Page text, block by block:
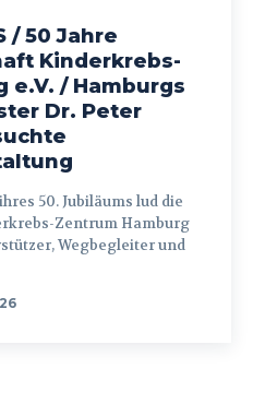
/ 50 Jahre
Kinderkrebs-
e.V. / Hamburgs
Dr. Peter
Zentrum Hamburg
Wegbegleiter und